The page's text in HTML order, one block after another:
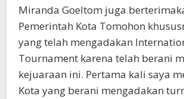
Miranda Goeltom juga
Pemerintah Kota Tomohon
yang telah mengadakan
Tournament karena telah berani
kejuaraan ini. Pertama kali saya
Kota yang berani mengadakan